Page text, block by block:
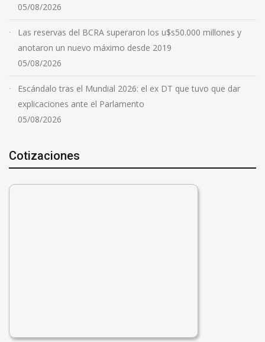
05/08/2026
Las reservas del BCRA superaron los u$s50.000 millones y
anotaron un nuevo máximo desde 2019
05/08/2026
Escándalo tras el Mundial 2026: el ex DT que tuvo que dar
explicaciones ante el Parlamento
05/08/2026
Cotizaciones